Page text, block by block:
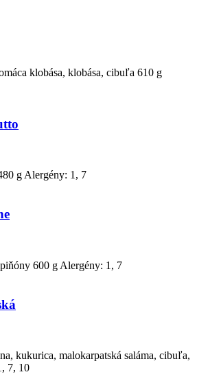
klobása, klobása, cibuľa 610 g
g Alergény: 1, 7
600 g Alergény: 1, 7
kukurica, malokarpatská saláma, cibuľa,
7, 10